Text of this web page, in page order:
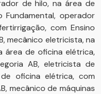
de hilo, na área de
operador
com Ensino
mecânico eletricista, na
área de oficina elétrica,
AB, eletricista de
oficina elétrica, com
mecânico de máquinas